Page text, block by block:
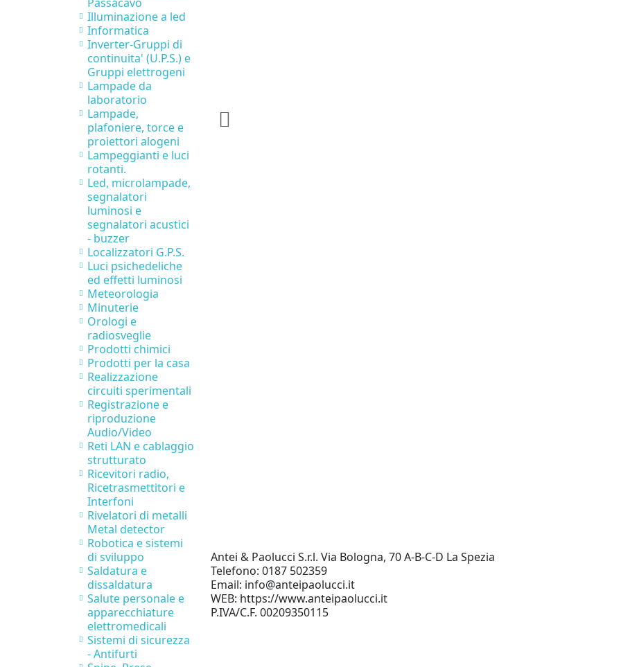
Antei & Paolucci S.r.l. Via Bologna, 70 A-B-C-D La Spezia
Telefono: 0187 502359
Email: info@anteipaolucci.it
WEB: https://www.anteipaolucci.it
P.IVA/C.F. 00209350115
Illuminazione a led
Informatica
Inverter-Gruppi di
continuita' (U.P.S.) e
Gruppi elettrogeni
Lampade da
laboratorio
Lampade,
plafoniere, torce e
proiettori alogeni
Lampeggianti e luci
rotanti.
Led, microlampade,
segnalatori
luminosi e
segnalatori acustici
- buzzer
Localizzatori G.P.S.
Luci psichedeliche
ed effetti luminosi
Meteorologia
Minuterie
Orologi e
radiosveglie
Prodotti chimici
Prodotti per la casa
Realizzazione
circuiti sperimentali
Registrazione e
riproduzione
Audio/Video
Reti LAN e cablaggio
strutturato
Ricevitori radio,
Ricetrasmettitori e
Interfoni
Rivelatori di metalli
Metal detector
Robotica e sistemi
di sviluppo
Saldatura e
dissaldatura
Salute personale e
apparecchiature
elettromedicali
Sistemi di sicurezza
- Antifurti